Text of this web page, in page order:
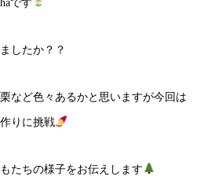
です
したか？？
など色々あるかと思いますが今回は
りに挑戦
たちの様子をお伝えします